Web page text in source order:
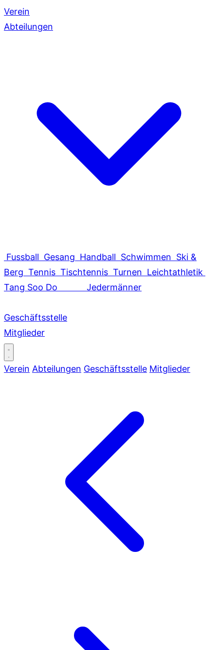
Verein
Abteilungen
Fussball Gesang Handball Schwimmen Ski &
Berg Tennis Tischtennis Turnen Leichtathletik
Tang Soo Do
Jedermänner
Geschäftsstelle
Mitglieder
Verein Abteilungen Geschäftsstelle Mitglieder